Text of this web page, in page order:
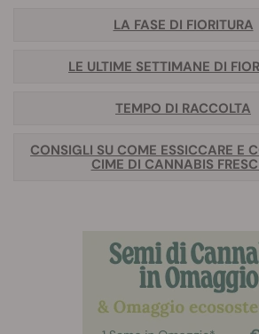
LA FASE DI FIORITURA
LE ULTIME SETTIMANE DI
TEMPO DI RACCOLTA
CONSIGLI SU COME ESSICCARE E
CIME DI CANNABIS